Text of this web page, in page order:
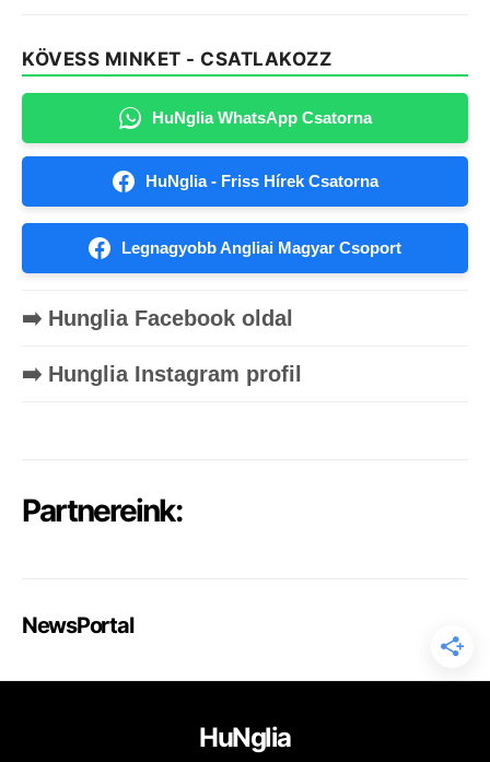
KÖVESS MINKET - CSATLAKOZZ
HuNglia WhatsApp Csatorna
HuNglia - Friss Hírek Csatorna
Legnagyobb Angliai Magyar Csoport
➡️ Hunglia Facebook oldal
➡️ Hunglia Instagram profil
Partnereink:
NewsPortal
HuNglia